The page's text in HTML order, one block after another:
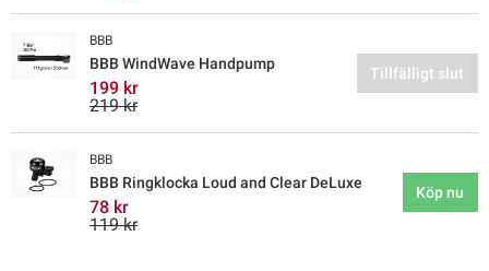
BBB
BBB WindWave Handpump
199 kr
219 kr
Tillfälligt slut
BBB
BBB Ringklocka Loud and Clear DeLuxe
78 kr
119 kr
Köp nu